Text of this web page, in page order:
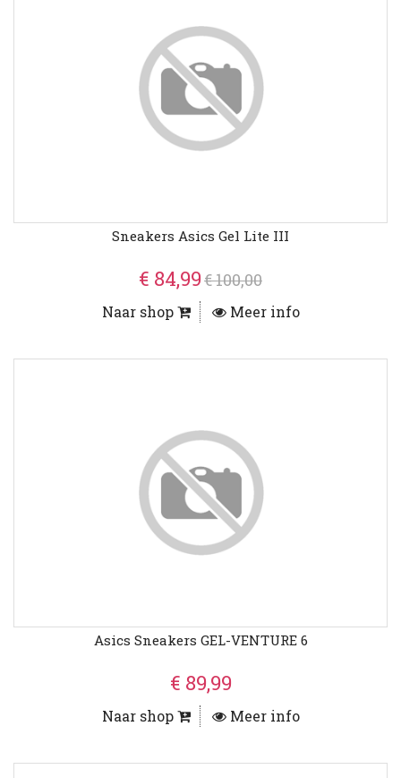
Sneakers Asics Gel Lite III
€ 84,99€ 100,00
Naar shop Meer info
Asics Sneakers GEL-VENTURE 6
€ 89,99
Naar shop Meer info